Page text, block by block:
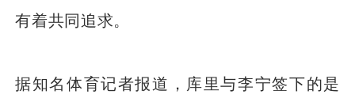
有着共同追求。
据知名体育记者报道，库里与李宁签下的是